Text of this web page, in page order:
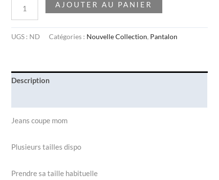
AJOUTER AU PANIER
UGS : ND Catégories : Nouvelle Collection, Pantalon
Description
Jeans coupe mom
Plusieurs tailles dispo
Prendre sa taille habituelle